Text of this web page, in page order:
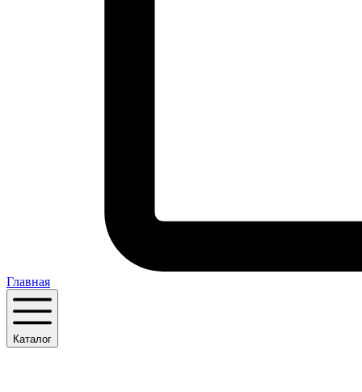
Главная
Каталог